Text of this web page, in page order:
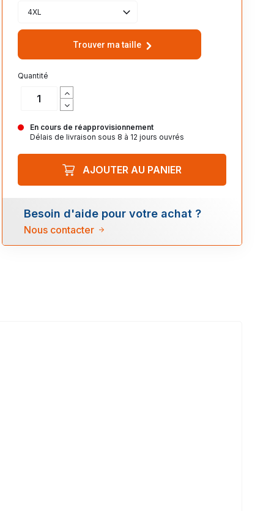
4XL
Trouver ma taille
Quantité
En cours de réapprovisionnement
Délais de livraison sous 8 à 12 jours ouvrés
AJOUTER AU PANIER
Besoin d'aide pour votre achat ?
Nous contacter